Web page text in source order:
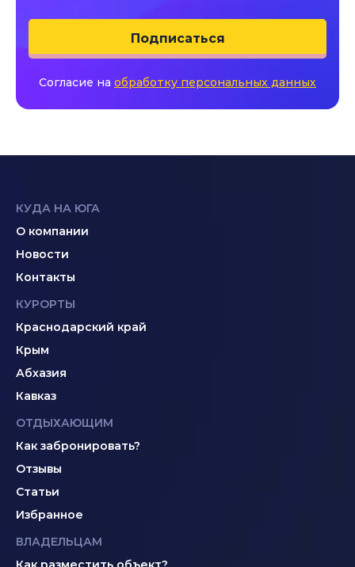
Подписаться
Согласие на обработку персональных данных
КУДА НА ЮГА
О компании
Новости
Контакты
КУРОРТЫ
Краснодарский край
Крым
Абхазия
Кавказ
ОТДЫХАЮЩИМ
Как забронировать?
Отзывы
Статьи
Избранное
ВЛАДЕЛЬЦАМ